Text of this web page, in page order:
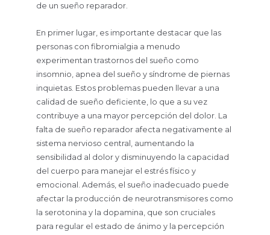
de un sueño reparador.
En primer lugar, es importante destacar que las
personas con fibromialgia a menudo
experimentan trastornos del sueño como
insomnio, apnea del sueño y síndrome de piernas
inquietas. Estos problemas pueden llevar a una
calidad de sueño deficiente, lo que a su vez
contribuye a una mayor percepción del dolor. La
falta de sueño reparador afecta negativamente al
sistema nervioso central, aumentando la
sensibilidad al dolor y disminuyendo la capacidad
del cuerpo para manejar el estrés físico y
emocional. Además, el sueño inadecuado puede
afectar la producción de neurotransmisores como
la serotonina y la dopamina, que son cruciales
para regular el estado de ánimo y la percepción